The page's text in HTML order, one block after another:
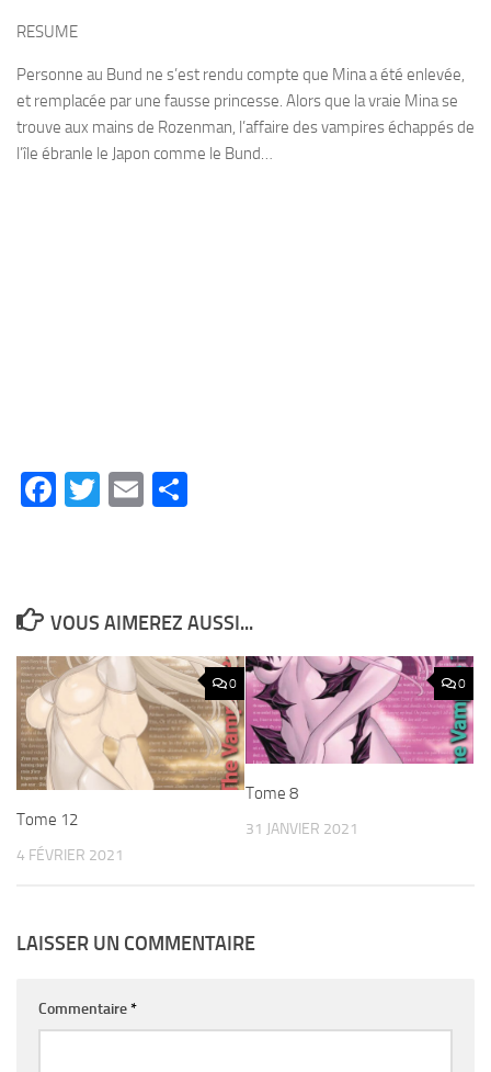
RESUME
Personne au Bund ne s’est rendu compte que Mina a été enlevée,
et remplacée par une fausse princesse. Alors que la vraie Mina se
trouve aux mains de Rozenman, l’affaire des vampires échappés de
l’île ébranle le Japon comme le Bund…
Facebook
Twitter
Email
VOUS AIMEREZ AUSSI...
0
Tome 12
4 FÉVRIER 2021
0
Tome 8
31 JANVIER 2021
LAISSER UN COMMENTAIRE
Commentaire*